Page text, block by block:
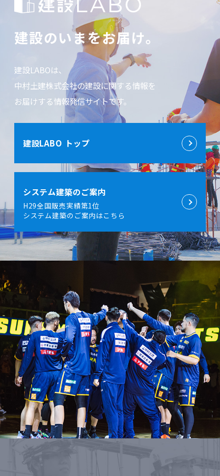
建設のいまをお届け。
建設LABOは、
中村土建株式会社の建設に関する情報を
お届けする情報発信サイトです。
建設LABO トップ
システム建築のご案内
H29全国販売実績第1位
システム建築のご案内はこちら